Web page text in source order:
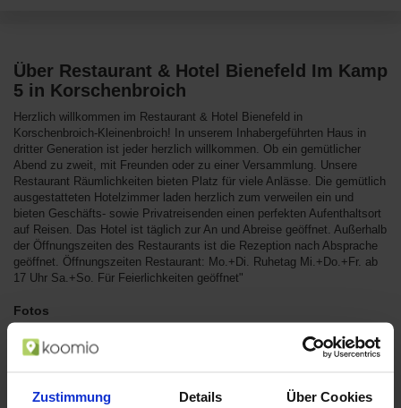
Zustimmung Details Über Cookies
Über Restaurant & Hotel Bienefeld Im Kamp
5 in Korschenbroich
Herzlich willkommen im Restaurant & Hotel Bienefeld in
Korschenbroich-Kleinenbroich! In unserem Inhabergeführten Haus in
dritter Generation ist jeder herzlich willkommen. Ob ein gemütlicher
Abend zu zweit, mit Freunden oder zu einer Versammlung. Unsere
Restaurant Räumlichkeiten bieten Platz für viele Anlässe. Die gemütlich
ausgestatteten Hotelzimmer laden herzlich zum verweilen ein und
bieten Geschäfts- sowie Privatreisenden einen perfekten Aufenthaltsort
auf Reisen. Das Hotel ist täglich zur An und Abreise geöffnet. Außerhalb
der Öffnungszeiten des Restaurants ist die Rezeption nach Absprache
geöffnet. Öffnungszeiten Restaurant: Mo.+Di. Ruhetag Mi.+Do.+Fr. ab
17 Uhr Sa.+So. Für Feierlichkeiten geöffnet"
Fotos